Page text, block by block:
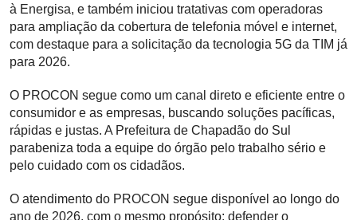
à Energisa, e também iniciou tratativas com operadoras
para ampliação da cobertura de telefonia móvel e internet,
com destaque para a solicitação da tecnologia 5G da TIM já
para 2026.
O PROCON segue como um canal direto e eficiente entre o
consumidor e as empresas, buscando soluções pacíficas,
rápidas e justas. A Prefeitura de Chapadão do Sul
parabeniza toda a equipe do órgão pelo trabalho sério e
pelo cuidado com os cidadãos.
O atendimento do PROCON segue disponível ao longo do
ano de 2026, com o mesmo propósito: defender o